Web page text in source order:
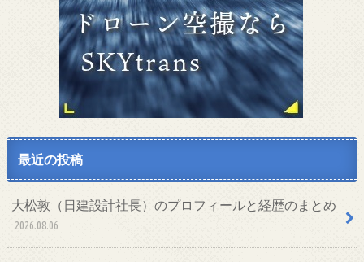
最近の投稿
大松敦（日建設計社長）のプロフィールと経歴のまとめ
2026.08.06